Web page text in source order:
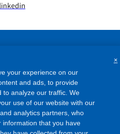
linkedin
your experience on our
and ads, to provide
to analyze our traffic. We
use of our website with our
analytics partners, who
information that you have
×